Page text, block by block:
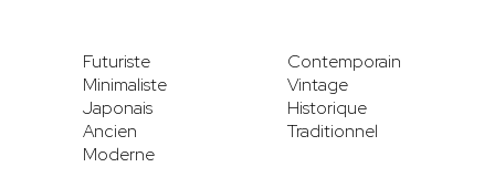
Futuriste
Contemporain
Minimaliste
Vintage
Japonais
Historique
Ancien
Traditionnel
Moderne